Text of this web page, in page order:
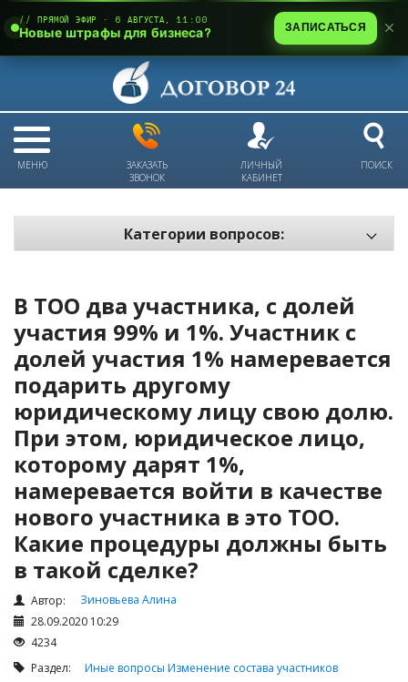
МЕНЮ
ЗАКАЗАТЬ
ЗВОНОК
ЛИЧНЫЙ
КАБИНЕТ
ПОИСК
Категории вопросов:
Техника безопасности и охрана труда
Антикризис: трудовые отношения
Антикризис: долги и обязательства
Налоги и Налогообложение
Трудовые отношения
Корпоративные отношения
Договоры
Доверенности
Интернет и право
Возмещение ущерба
Проверка государственных органов
Взыскание долга
Государственные закупки
В ТОО два участника, с долей
участия 99% и 1%. Участник с
долей участия 1% намеревается
подарить другому
юридическому лицу свою долю.
При этом, юридическое лицо,
которому дарят 1%,
намеревается войти в качестве
нового участника в это ТОО.
Какие процедуры должны быть
в такой сделке?
Автор:
Зиновьева Алина
28.09.2020 10:29
4234
Раздел: Иные вопросы Изменение состава участников
// ПРЯМОЙ ЭФИР · 6 АВГУСТА, 11:00
Новые штрафы для бизнеса? ЗАПИСАТЬСЯ